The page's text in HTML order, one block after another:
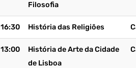
Filosofia
16:30 História das Religiões
13:00
História de Arte da Cidade
de Lisboa